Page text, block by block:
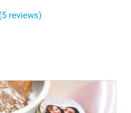
(5 reviews)